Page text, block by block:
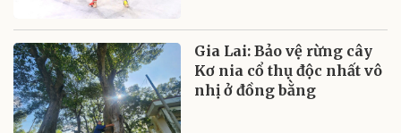
Gia Lai: Bảo vệ rừng cây
Kơ nia cổ thụ độc nhất vô
nhị ở đồng bằng